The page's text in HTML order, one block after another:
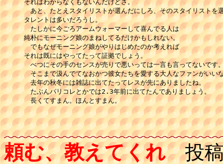
それはわからなくもないんだけどさ。
あと、たとえスタイリストが選んだにしろ、そのスタイリストを
タレントは多いだろうし。
たしかに今ごろアームウォーマーして喜んでる人は
純朴にモーニング娘のまねしてるだけかもしれない。
でもなぜモーニング娘がやりはじめたのか考えれば
それは既にはやってたって証拠でしょう。
べつにその手のセンスが売りで悪いっては一言も言ってないです
そこまで汲んでてなおかつ彼女たちを愛する大人なファンがいい
去年の秋冬には雑誌に出てたってレスが先にありましたね。
たぶんパリコレとかでは2.3年前に出てたんでありましょう。
長くてすまん。ほんとすまん。
頼む、教えてくれ投稿